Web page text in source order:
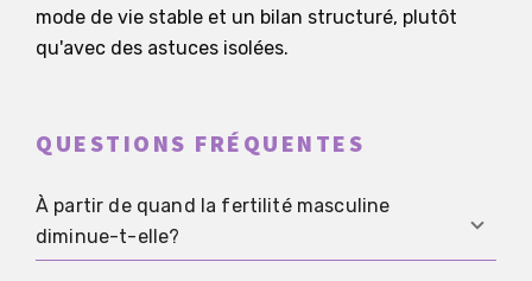
mode de vie stable et un bilan structuré, plutôt
qu'avec des astuces isolées.
QUESTIONS FRÉQUENTES
À partir de quand la fertilité masculine
diminue-t-elle?